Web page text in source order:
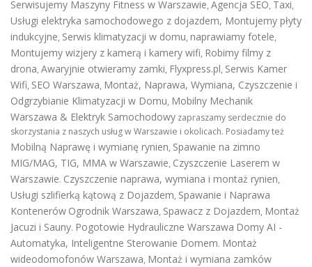
Serwisujemy Maszyny Fitness w Warszawie, Agencja SEO, Taxi,
Usługi elektryka samochodowego z dojazdem, Montujemy płyty
indukcyjne, Serwis klimatyzacji w domu, naprawiamy fotele,
Montujemy wizjery z kamerą i kamery wifi, Robimy filmy z
drona, Awaryjnie otwieramy zamki, Flyxpress.pl, Serwis Kamer
Wifi, SEO Warszawa, Montaż, Naprawa, Wymiana, Czyszczenie i
Odgrzybianie Klimatyzacji w Domu, Mobilny Mechanik
Warszawa & Elektryk Samochodowy zapraszamy serdecznie do
skorzystania z naszych usług w Warszawie i okolicach. Posiadamy też
Mobilną Naprawę i wymianę rynien, Spawanie na zimno
MIG/MAG, TIG, MMA w Warszawie, Czyszczenie Laserem w
Warszawie. Czyszczenie naprawa, wymiana i montaż rynien,
Usługi szlifierką kątową z Dojazdem, Spawanie i Naprawa
Kontenerów Ogrodnik Warszawa, Spawacz z Dojazdem, Montaż
Jacuzi i Sauny. Pogotowie Hydrauliczne Warszawa Domy AI -
Automatyka, Inteligentne Sterowanie Domem. Montaż
wideodomofonów Warszawa, Montaż i wymiana zamków